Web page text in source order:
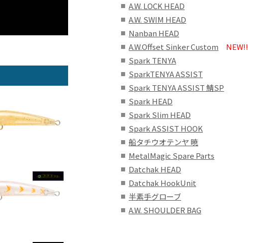
A.W. LOCK HEAD
A.W. SWIM HEAD
Nanban HEAD
A.W.Offset Sinker Custom
NEW!!
Spark TENYA
SparkTENYA ASSIST
Spark TENYA ASSIST 鯖SP
Spark HEAD
Spark Slim HEAD
Spark ASSIST HOOK
船タチウオテンヤ 暁
MetalMagic Spare Parts
Datchak HEAD
Datchak HookUnit
半素手グローブ
A.W. SHOULDER BAG